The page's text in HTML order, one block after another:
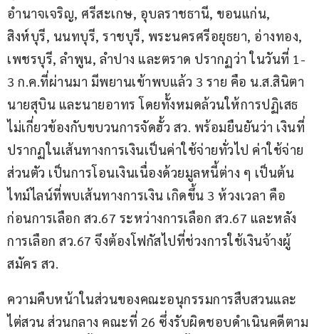
อำนาจเจริญ, ศรีสะเกษ, อุบลราชธานี, ขอนแก่น,
สิงห์บุรี, นนทบุรี, ราชบุรี, พระนครศรีอยุธยา, อ่างทอง,
เพชรบุรี, ลำพูน, ลำปาง และตราด ปรากฏว่า ในวันที่ 1-
3 ก.ค.ที่ผ่านมา มีพยานเข้าพบแล้ว 3 ราย คือ น.ส.สินิตา
นายสุบิน และนายอาทร โดยทั้งหมดล้วนให้การปฏิเสธ
ไม่เกี่ยวข้องกับขบวนการจัดฮั้ว สว. พร้อมยืนยันว่า เงินที่
ปรากฏในเส้นทางการเงินเป็นค่าใช้จ่ายทั่วไป ค่าใช้จ่าย
ส่วนตัว เป็นการโอนเงินเนื่องด้วยมูลหนี้ต่าง ๆ เป็นต้น
ไทม์ไลน์ที่พบเส้นทางการเงิน เกิดขึ้น 3 ห้วงเวลา คือ
ก่อนการเลือก สว.67 ระหว่างการเลือก สว.67 และหลัง
การเลือก สว.67 จึงต้องโฟกัสไปที่ช่วงการใช้เงินจ้างผู้
สมัคร สว.
ความคืบหน้าในส่วนของคณะอนุกรรมการสืบสวนและ
ไต่สวน ส่วนกลาง คณะที่ 26 ซึ่งรับผิดชอบดำเนินคดีตาม